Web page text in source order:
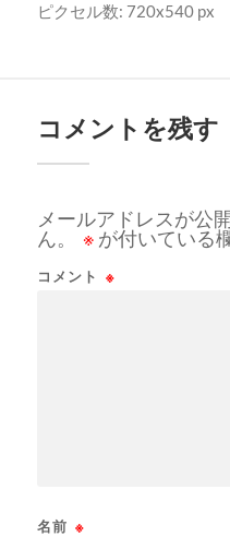
ピクセル数: 720x540 px
コメントを残す
メールアドレスが公
ん。
※ が付いている
コメント ※
名前 ※